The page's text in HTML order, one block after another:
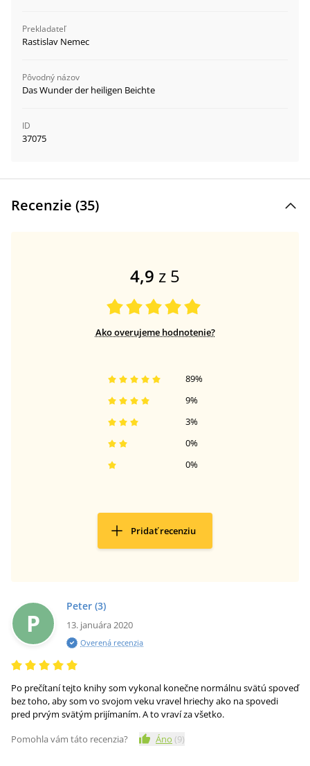
Prekladateľ
Rastislav Nemec
Pôvodný názov
Das Wunder der heiligen Beichte
ID
37075
Recenzie (35)
4,9 z 5
Ako overujeme hodnotenie?
0%
0%
3%
9%
89%
Pridať recenziu
P
Peter (3)
13. januára 2020
Overená recenzia
Po prečítaní tejto knihy som vykonal konečne normálnu svätú spoveď
bez toho, aby som vo svojom veku vravel hriechy ako na spovedi
pred prvým svätým prijímaním. A to vraví za všetko.
Pomohla vám táto recenzia?
Áno (9)